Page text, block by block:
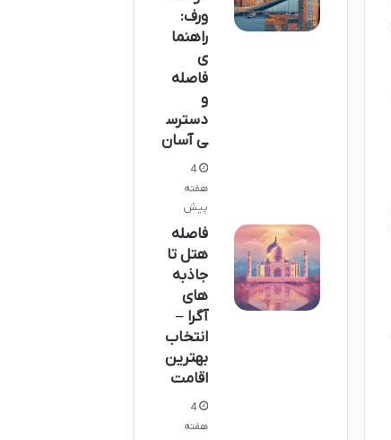
ورف:
راهنما
ی
فاصله
و
دسترس
ی آسان
4
هفته
پیش
فاصله
هتل تا
جاذبه
های
آگرا –
انتخاب
بهترین
اقامت
4
هفته